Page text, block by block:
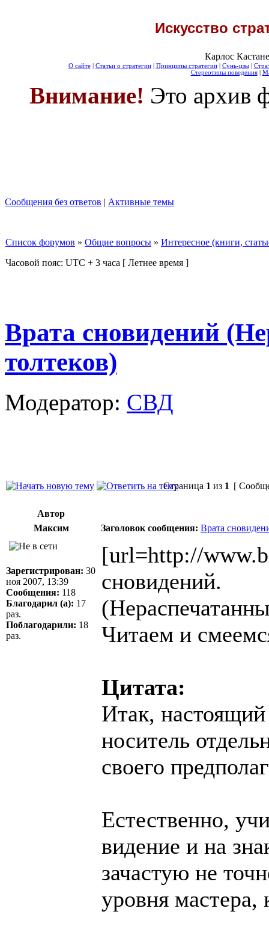
Искусство
Карлос
О сайте| Статьи о стратегии| Принципы стратегии| Сунь-цзы|
Стереотипы поведения|
Внимание! Это архив
Сообщения без ответов | Активные темы
Список форумов » Общие вопросы » Интересное (книги,
Часовой пояс: UTC + 3 часа [ Летнее время ]
Врата сновидений
толтеков)
Модератор: СВД
Страница 1 из 1 [
Автор
Максим
Заголовок сообщения: Врата
Зарегистрирован: 30
ноя 2007, 13:39
Сообщения: 118
Благодарил (а): 17
раз.
Поблагодарили: 18
раз.
[url=http://
сновидений.
Читаем и
Цитата:
Итак,
носитель
своего
Естественно,
видение и на
зачастую не
уровня мастера,